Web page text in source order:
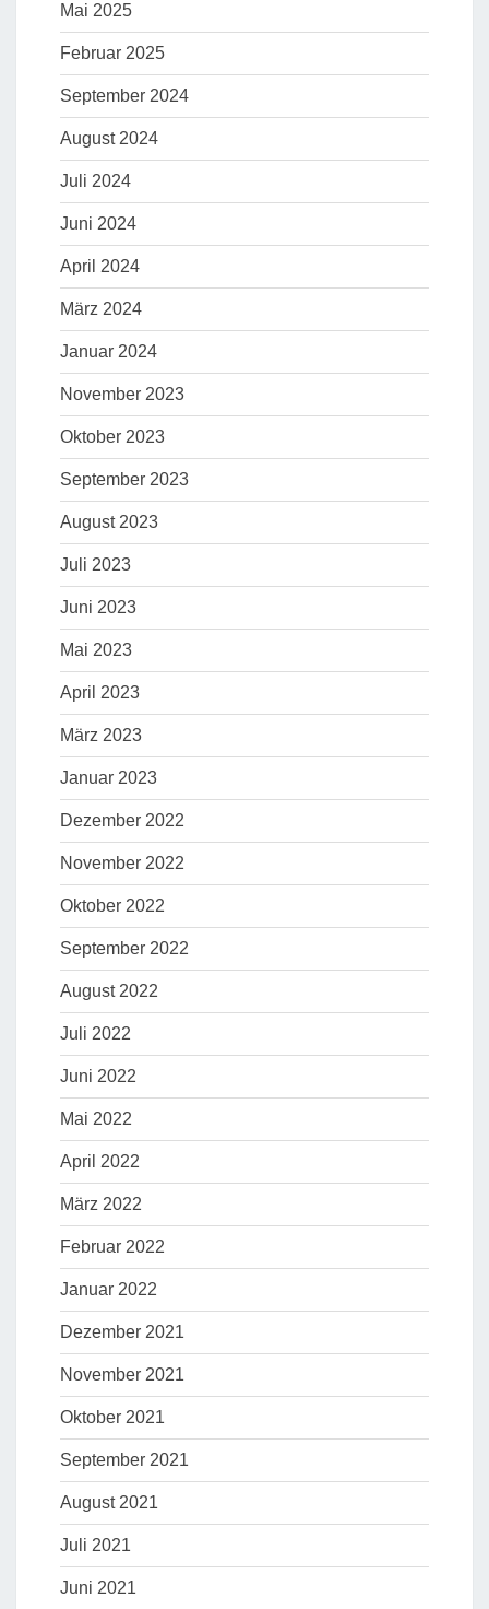
Mai 2025
Februar 2025
September 2024
August 2024
Juli 2024
Juni 2024
April 2024
März 2024
Januar 2024
November 2023
Oktober 2023
September 2023
August 2023
Juli 2023
Juni 2023
Mai 2023
April 2023
März 2023
Januar 2023
Dezember 2022
November 2022
Oktober 2022
September 2022
August 2022
Juli 2022
Juni 2022
Mai 2022
April 2022
März 2022
Februar 2022
Januar 2022
Dezember 2021
November 2021
Oktober 2021
September 2021
August 2021
Juli 2021
Juni 2021